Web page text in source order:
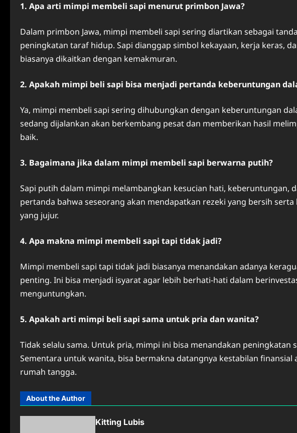
1. Apa arti mimpi membeli sapi menurut primbon Jawa?
Dalam primbon Jawa, mimpi membeli sapi sering diartikan sebagai
peningkatan taraf hidup. Sapi dianggap simbol kekayaan, kerja keras,
biasanya dikaitkan dengan kemakmuran.
2. Apakah mimpi beli sapi bisa menjadi pertanda keberuntungan
Ya, mimpi membeli sapi sering dihubungkan dengan keberuntungan
sedang dijalankan akan berkembang pesat dan memberikan hasil
baik.
3. Bagaimana jika dalam mimpi membeli sapi berwarna putih?
Sapi putih dalam mimpi melambangkan kesucian hati, keberuntungan,
pertanda bahwa seseorang akan mendapatkan rezeki yang bersih
yang jujur.
4. Apa makna mimpi membeli sapi tapi tidak jadi?
Mimpi membeli sapi tapi tidak jadi biasanya menandakan adanya
penting. Ini bisa menjadi isyarat agar lebih berhati-hati dalam
menguntungkan.
5. Apakah arti mimpi beli sapi sama untuk pria dan wanita?
Tidak selalu sama. Untuk pria, mimpi ini bisa menandakan peningkatan
Sementara untuk wanita, bisa bermakna datangnya kestabilan
rumah tangga.
About the Author
Kitting Lubis